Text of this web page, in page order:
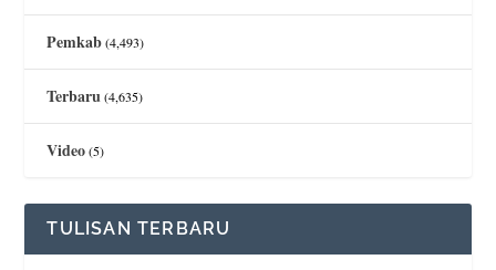
Pemkab(4,493)
Terbaru(4,635)
Video(5)
TULISAN TERBARU